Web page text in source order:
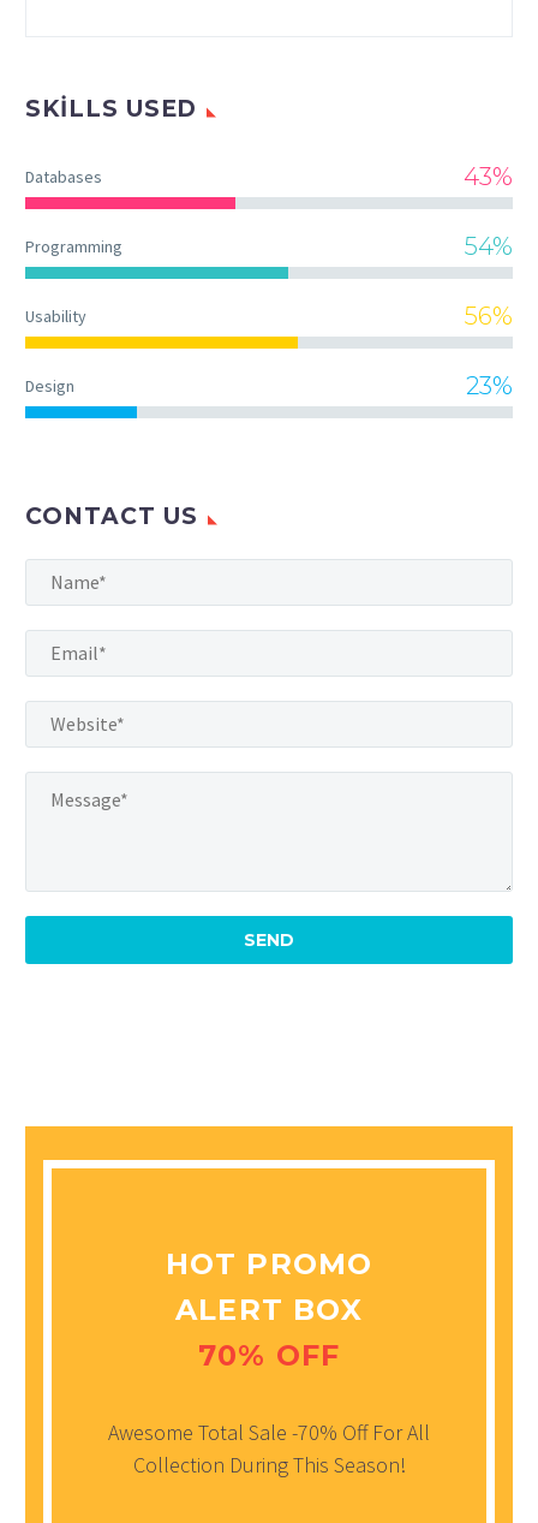
SKILLS USED
Databases 43%
Programming 54%
Usability 56%
Design 23%
CONTACT US
HOT PROMO
ALERT BOX
70% OFF
Awesome Total Sale -70% Off For All
Collection During This Season!